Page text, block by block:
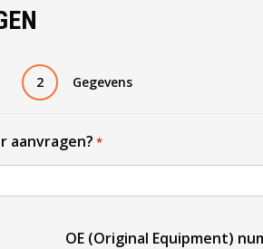
2 Gegevens
aanvragen? *
OE (Original Equipment)